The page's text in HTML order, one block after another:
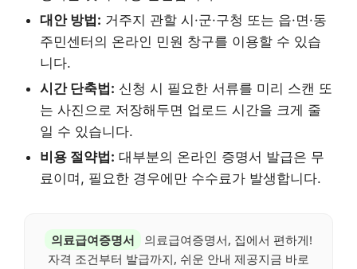
대안 방법: 거주지 관할 시·군·구청 또는 읍·면·동
주민센터의 온라인 민원 창구를 이용할 수 있습
니다.
시간 단축법: 신청 시 필요한 서류를 미리 스캔 또
는 사진으로 저장해두면 업로드 시간을 크게 줄
일 수 있습니다.
비용 절약법: 대부분의 온라인 증명서 발급은 무
료이며, 필요한 경우에만 수수료가 발생합니다.
의료급여증명서
의료급여증명서, 집에서 편하게!
자격 조건부터 발급까지, 쉬운 안내 제공지금 바로